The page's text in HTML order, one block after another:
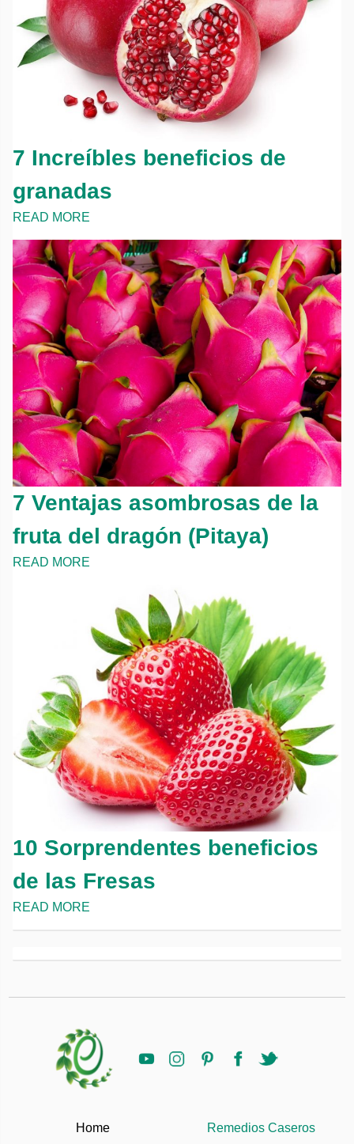
7 Increíbles beneficios de
granadas
READ MORE
7 Ventajas asombrosas de la
fruta del dragón (Pitaya)
READ MORE
10 Sorprendentes beneficios
de las Fresas
READ MORE
Home
Remedios Caseros